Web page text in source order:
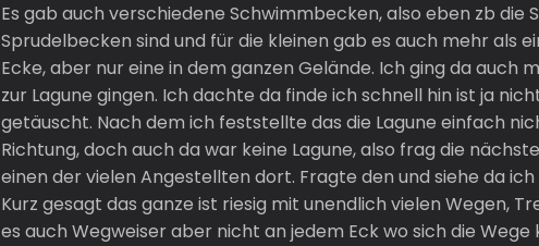
Es gab auch verschiedene Schwimmbecken, also eben zb die
Sprudelbecken sind und für die kleinen gab es auch mehr als
Ecke, aber nur eine in dem ganzen Gelände. Ich ging da auch
zur Lagune gingen. Ich dachte da finde ich schnell hin ist ja
getäuscht. Nach dem ich feststellte das die Lagune einfach
Richtung, doch auch da war keine Lagune, also frag die
einen der vielen Angestellten dort. Fragte den und siehe da
Kurz gesagt das ganze ist riesig mit unendlich vielen Wegen,
es auch Wegweiser aber nicht an jedem Eck wo sich die Wege